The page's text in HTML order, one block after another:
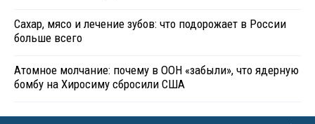
Сахар, мясо и лечение зубов: что подорожает в России
больше всего
Атомное молчание: почему в ООН «забыли», что ядерную
бомбу на Хиросиму сбросили США